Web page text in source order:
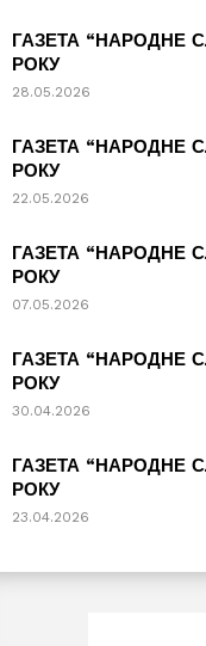
ГАЗЕТА “НАРОДНЕ
РОКУ
28.05.2026
ГАЗЕТА “НАРОДНЕ
РОКУ
22.05.2026
ГАЗЕТА “НАРОДНЕ
РОКУ
07.05.2026
ГАЗЕТА “НАРОДНЕ
РОКУ
30.04.2026
ГАЗЕТА “НАРОДНЕ
РОКУ
23.04.2026